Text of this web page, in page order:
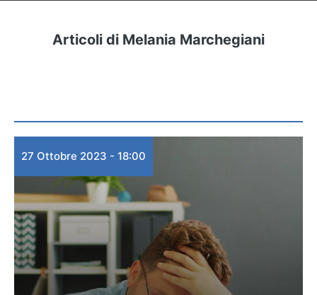
Articoli di Melania Marchegiani
27 Ottobre 2023 - 18:00